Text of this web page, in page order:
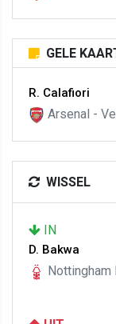
GELE
R. Calafiori
Arsenal -
WISSEL
IN
D. Bakwa
Nottingham